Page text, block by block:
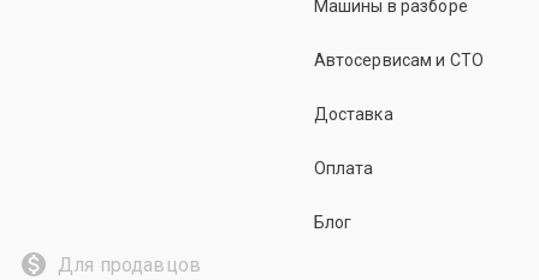
Машины в разборе
Автосервисам и СТО
Доставка
Оплата
Блог
Для продавцов